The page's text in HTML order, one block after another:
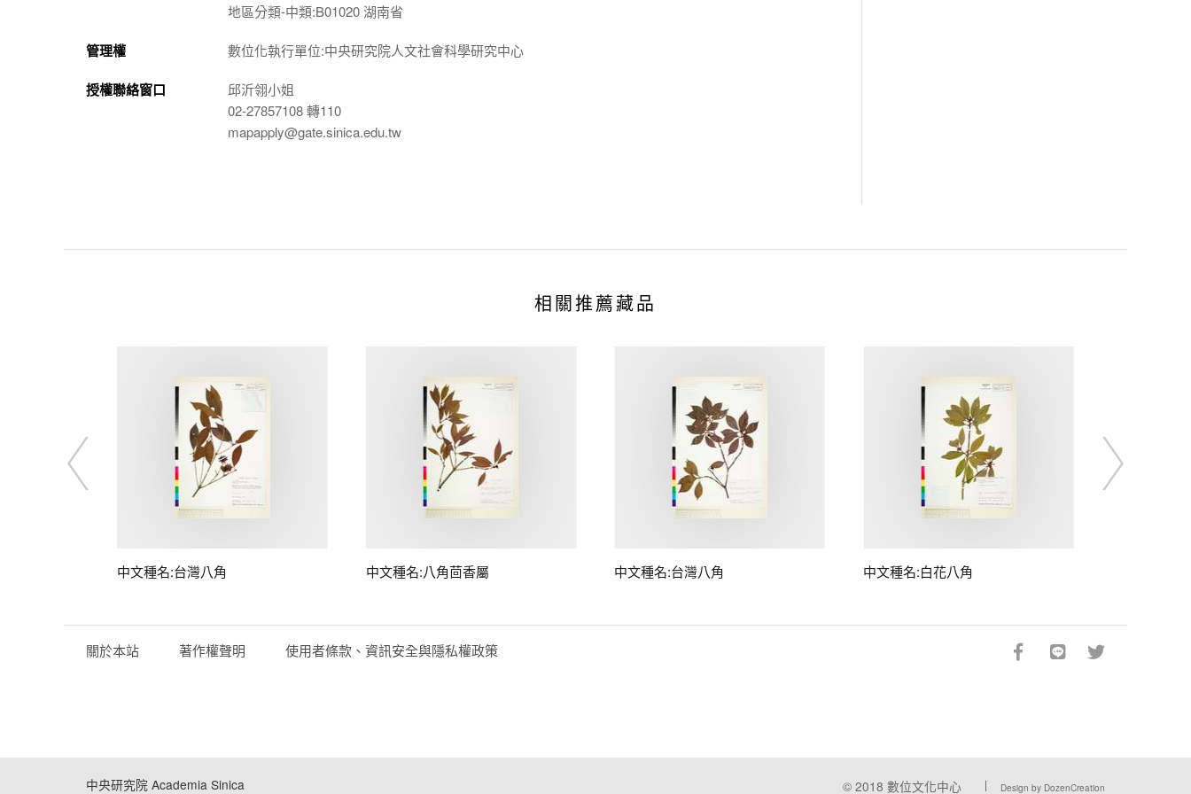
地區分類-中類:B01020 湖南省
管理權 數位化執行單位:中央研究院人文社會科學研究中心
授權聯絡窗口
邱沂翎小姐
02-27857108 轉110
mapapply@gate.sinica.edu.tw
相關推薦藏品
中文種名:台灣八角 中文種名:八角茴香屬 中文種名:台灣八角 中文種名:白花八角
關於本站 著作權聲明 使用者條款、資訊安全與隱私權政策
中央研究院 Academia Sinica © 2018 數位文化中心 Design by DozenCreation